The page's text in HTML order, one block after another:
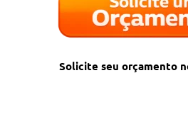
Solicite seu orçamento